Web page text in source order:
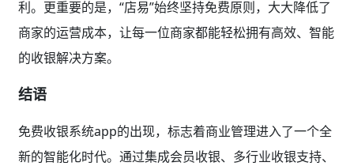
利。更重要的是，“店易”始终坚持免费原则，大大降低了
商家的运营成本，让每一位商家都能轻松拥有高效、智能
的收银解决方案。
结语
免费收银系统app的出现，标志着商业管理进入了一个全
新的智能化时代。通过集成会员收银、多行业收银支持、